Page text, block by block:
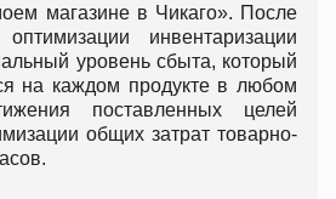
магазине в Чикаго». После
инвентаризации
уровень сбыта, который
на каждом продукте в любом
поставленных целей
общих затрат товарно-